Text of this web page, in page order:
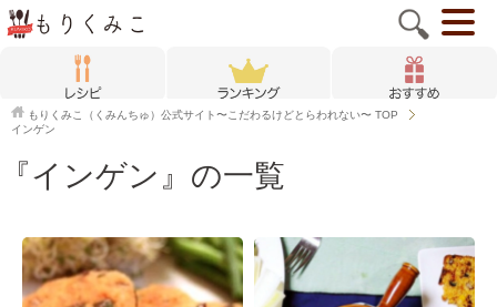
もりくみこ（くみんちゅ）公式サイト〜こだわるけどとらわれない〜 TOP
インゲン
『インゲン』の一覧